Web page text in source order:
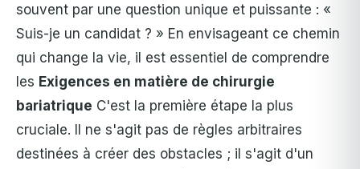
souvent par une question unique et puissante : «
Suis-je un candidat ? » En envisageant ce chemin
qui change la vie, il est essentiel de comprendre
les Exigences en matière de chirurgie
bariatrique C'est la première étape la plus
cruciale. Il ne s'agit pas de règles arbitraires
destinées à créer des obstacles ; il s'agit d'un